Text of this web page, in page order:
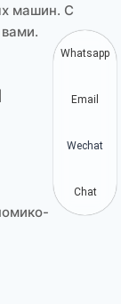
машин. С
Whatsapp
Email
Wechat
Chat